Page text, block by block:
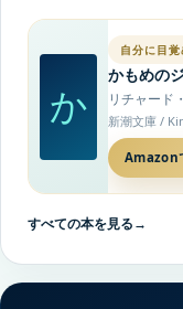
か
自分に目
かもめの
リチャード
新潮文庫 /
Amazon
すべての本を見る→